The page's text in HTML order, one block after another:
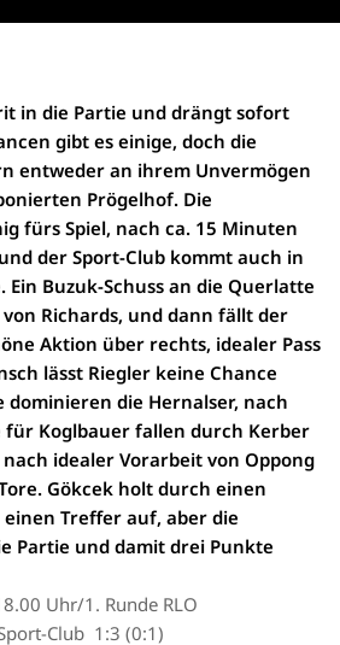
in die Partie und drängt sofort
gibt es einige, doch die
entweder an ihrem Unvermögen
Prögelhof. Die
fürs Spiel, nach ca. 15 Minuten
der Sport-Club kommt auch in
Buzuk-Schuss an die Querlatte
Richards, und dann fällt der
Aktion über rechts, idealer Pass
lässt Riegler keine Chance
dominieren die Hernalser, nach
Koglbauer fallen durch Kerber
nach idealer Vorarbeit von Oppong
Gökcek holt durch einen
Treffer auf, aber die
Partie und damit drei Punkte
Uhr/1. Runde RLO
Club 1:3 (0:1)